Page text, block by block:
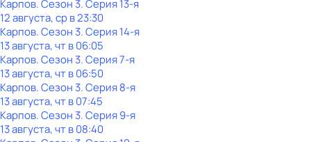
Карпов. Сезон 3. Серия 13-я
12 августа, ср в 23:30
Карпов. Сезон 3. Серия 14-я
13 августа, чт в 06:05
Карпов. Сезон 3. Серия 7-я
13 августа, чт в 06:50
Карпов. Сезон 3. Серия 8-я
13 августа, чт в 07:45
Карпов. Сезон 3. Серия 9-я
13 августа, чт в 08:40